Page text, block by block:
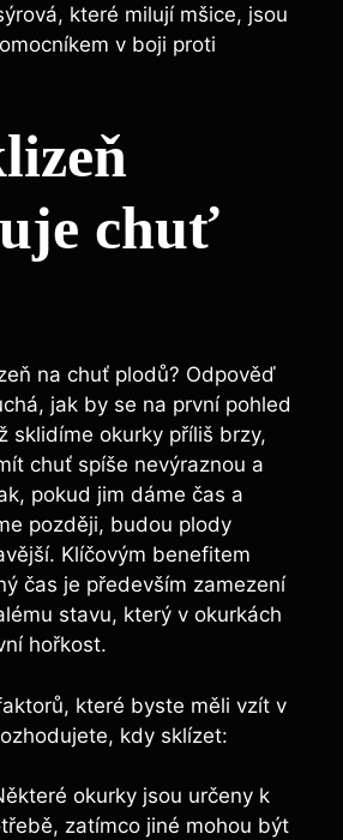
které milují‌ mšice, jsou
v ⁣boji proti
‌chuť
na chuť plodů? Odpověď
jak by se na první pohled
sklidíme okurky příliš brzy,
chuť spíše nevýraznou a
pokud jim dáme čas a
později, budou plody
Klíčovým benefitem
čas je‌ především⁣ zamezení
stavu, který v okurkách
hořkost.
které ​byste měli vzít v
kdy sklízet:
okurky jsou určeny k
zatímco jiné mohou být